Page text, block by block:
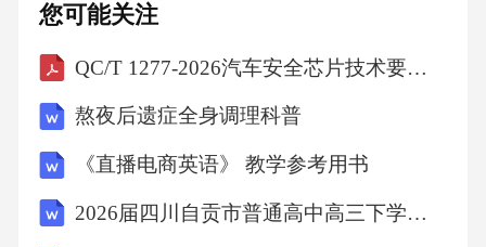
赔偿金。3.乙方擅自改变土地用途的，甲方有权
解除本合同，乙方应立即将土地恢复原状，并
按照合同未履行部分流转费用总额[X%]向甲方
失。4.任何一方违反本合同约定的其他义务，给
对方造成损失的，应承担赔偿责任。损失赔偿
您可能关注
QC/T 1277-2026汽车安全芯片技术要求及试验方法
熬夜后遗症全身调理科普
《直播电商英语》 教学参考用书
2026届四川自贡市普通高中高三下学期考前学情诊断性考试历史试题（文字版含答案）